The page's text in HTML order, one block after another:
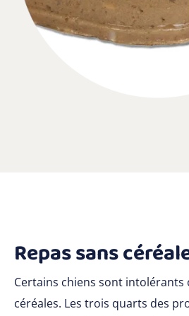
Repas sans
Certains chiens sont intolérants
céréales. Les trois quarts des